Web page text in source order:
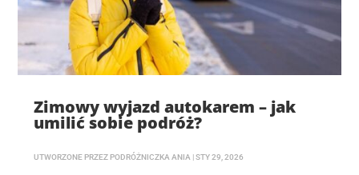
Zimowy wyjazd autokarem – jak
umilić sobie podróż?
UTWORZONE PRZEZ PODRÓŻNICZKA ANIA |STY 29, 2026